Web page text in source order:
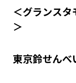
＜グランスタ
＞
東京鈴せんべ